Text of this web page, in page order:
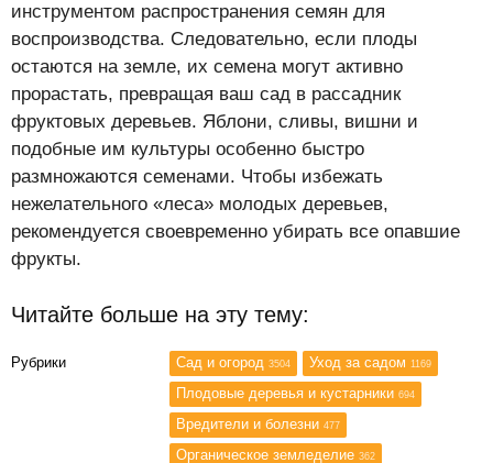
инструментом распространения семян для
воспроизводства. Следовательно, если плоды
остаются на земле, их семена могут активно
прорастать, превращая ваш сад в рассадник
фруктовых деревьев. Яблони, сливы, вишни и
подобные им культуры особенно быстро
размножаются семенами. Чтобы избежать
нежелательного «леса» молодых деревьев,
рекомендуется своевременно убирать все опавшие
фрукты.
Читайте больше на эту тему:
Рубрики Сад и огород 3504 Уход за садом 1169
Плодовые деревья и кустарники 694
Вредители и болезни 477
Органическое земледелие 362